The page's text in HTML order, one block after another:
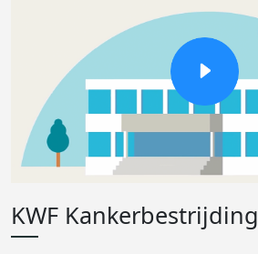
KWF Kankerbestrijding